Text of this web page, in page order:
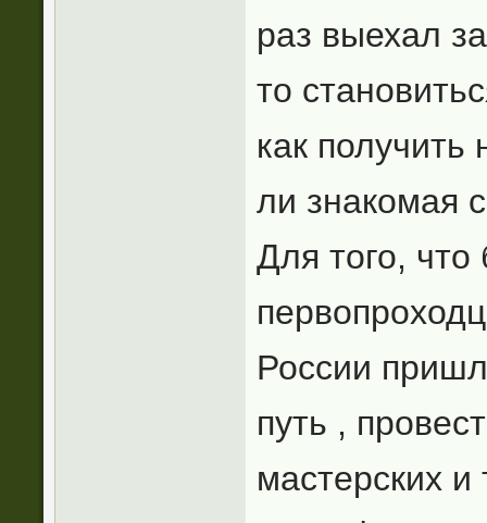
раз выехал
то
как
ли знакомая
Для того, что
России
путь ,
мастерских